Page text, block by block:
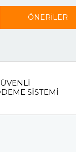
ÖNERİLER
SİSTEMİ